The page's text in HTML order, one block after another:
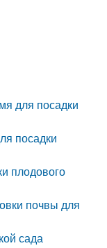
для посадки
посадки
плодового
почвы для
сада